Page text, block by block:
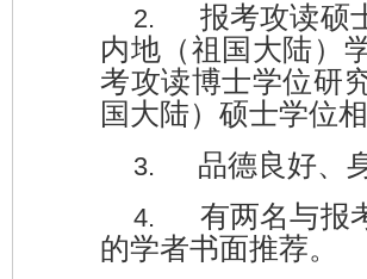
2.
报考攻读硕
内地（祖国大陆）
考攻读博士学位研
国大陆）硕士学位
3. 品德良好、
4.
有两名与报
的学者书面推荐。